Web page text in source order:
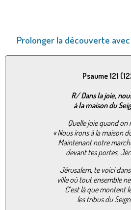
Prolonger la découverte
Psaume 121
R/Dans la joie,
à la maison du
Quelle joie quand on
« Nous irons à la maison
Maintenant notre
devant tes portes,
Jérusalem, te voici
ville où tout ensemble
C’est là que montent
les tribus du